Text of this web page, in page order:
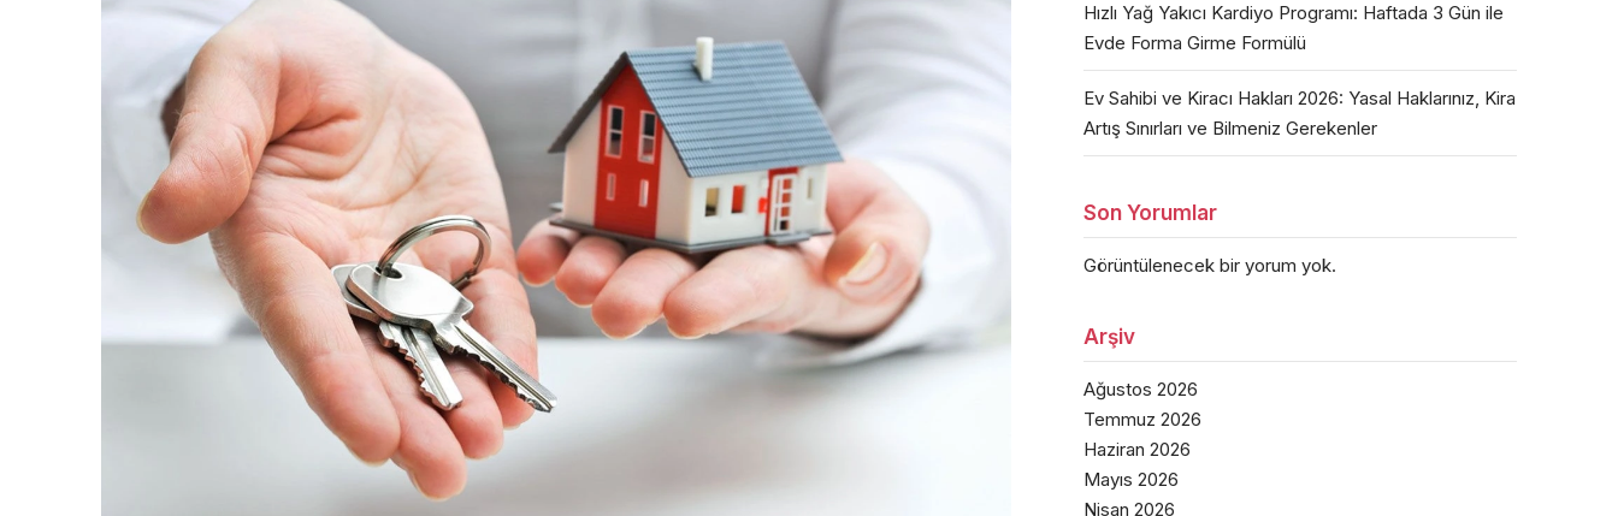
Hızlı Yağ Yakıcı Kardiyo Programı: Haftada 3 Gün ile
Evde Forma Girme Formülü
Ev Sahibi ve Kiracı Hakları 2026: Yasal Haklarınız, Kira
Artış Sınırları ve Bilmeniz Gerekenler
Son Yorumlar
Görüntülenecek bir yorum yok.
Arşiv
Ağustos 2026
Temmuz 2026
Haziran 2026
Mayıs 2026
Nisan 2026